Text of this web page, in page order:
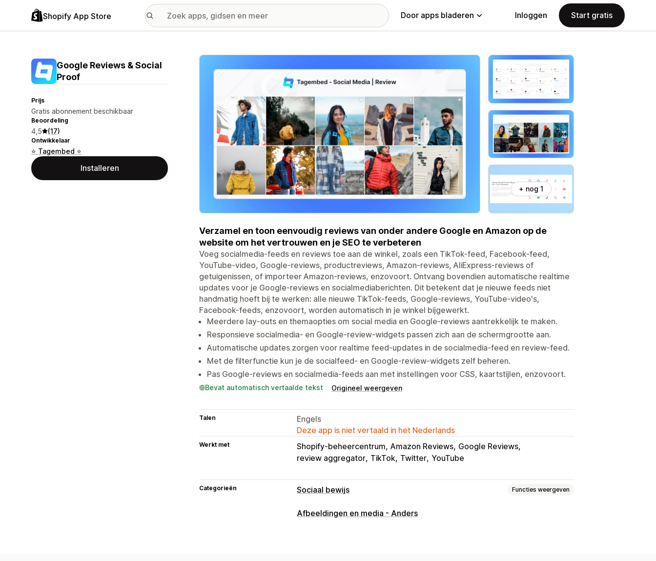
Shopify App Store Door apps bladeren Inloggen Start gratis
Google Reviews & Social
Proof
Prijs
Gratis abonnement beschikbaar
Beoordeling
4,5 (17)
Ontwikkelaar
⭐ Tagembed ⭐
Installeren
Galerij met uitgelichte afbeeldingen
+ nog 1
Verzamel en toon eenvoudig reviews van onder andere Google en Amazon op de
website om het vertrouwen en je SEO te verbeteren
Voeg socialmedia-feeds en reviews toe aan de winkel, zoals een TikTok-feed, Facebook-feed,
YouTube-video, Google-reviews, productreviews, Amazon-reviews, AliExpress-reviews of
getuigenissen, of importeer Amazon-reviews, enzovoort. Ontvang bovendien automatische realtime
updates voor je Google-reviews en socialmediaberichten. Dit betekent dat je nieuwe feeds niet
handmatig hoeft bij te werken: alle nieuwe TikTok-feeds, Google-reviews, YouTube-video's,
Facebook-feeds, enzovoort, worden automatisch in je winkel bijgewerkt.
Meerdere lay-outs en themaopties om social media en Google-reviews aantrekkelijk te maken.
Responsieve socialmedia- en Google-review-widgets passen zich aan de schermgrootte aan.
Automatische updates zorgen voor realtime feed-updates in de socialmedia-feed en review-feed.
Met de filterfunctie kun je de socialfeed- en Google-review-widgets zelf beheren.
Pas Google-reviews en socialmedia-feeds aan met instellingen voor CSS, kaartstijlen, enzovoort.
Bevat automatisch vertaalde tekst Origineel weergeven
Talen
Engels
Deze app is niet vertaald in het Nederlands
Werkt met Shopify-beheercentrum Amazon Reviews Google Reviews
review aggregator TikTok Twitter YouTube
Categorieën Sociaal bewijs Functies weergeven
Contenttypes
Afbeeldingen en media - Anders